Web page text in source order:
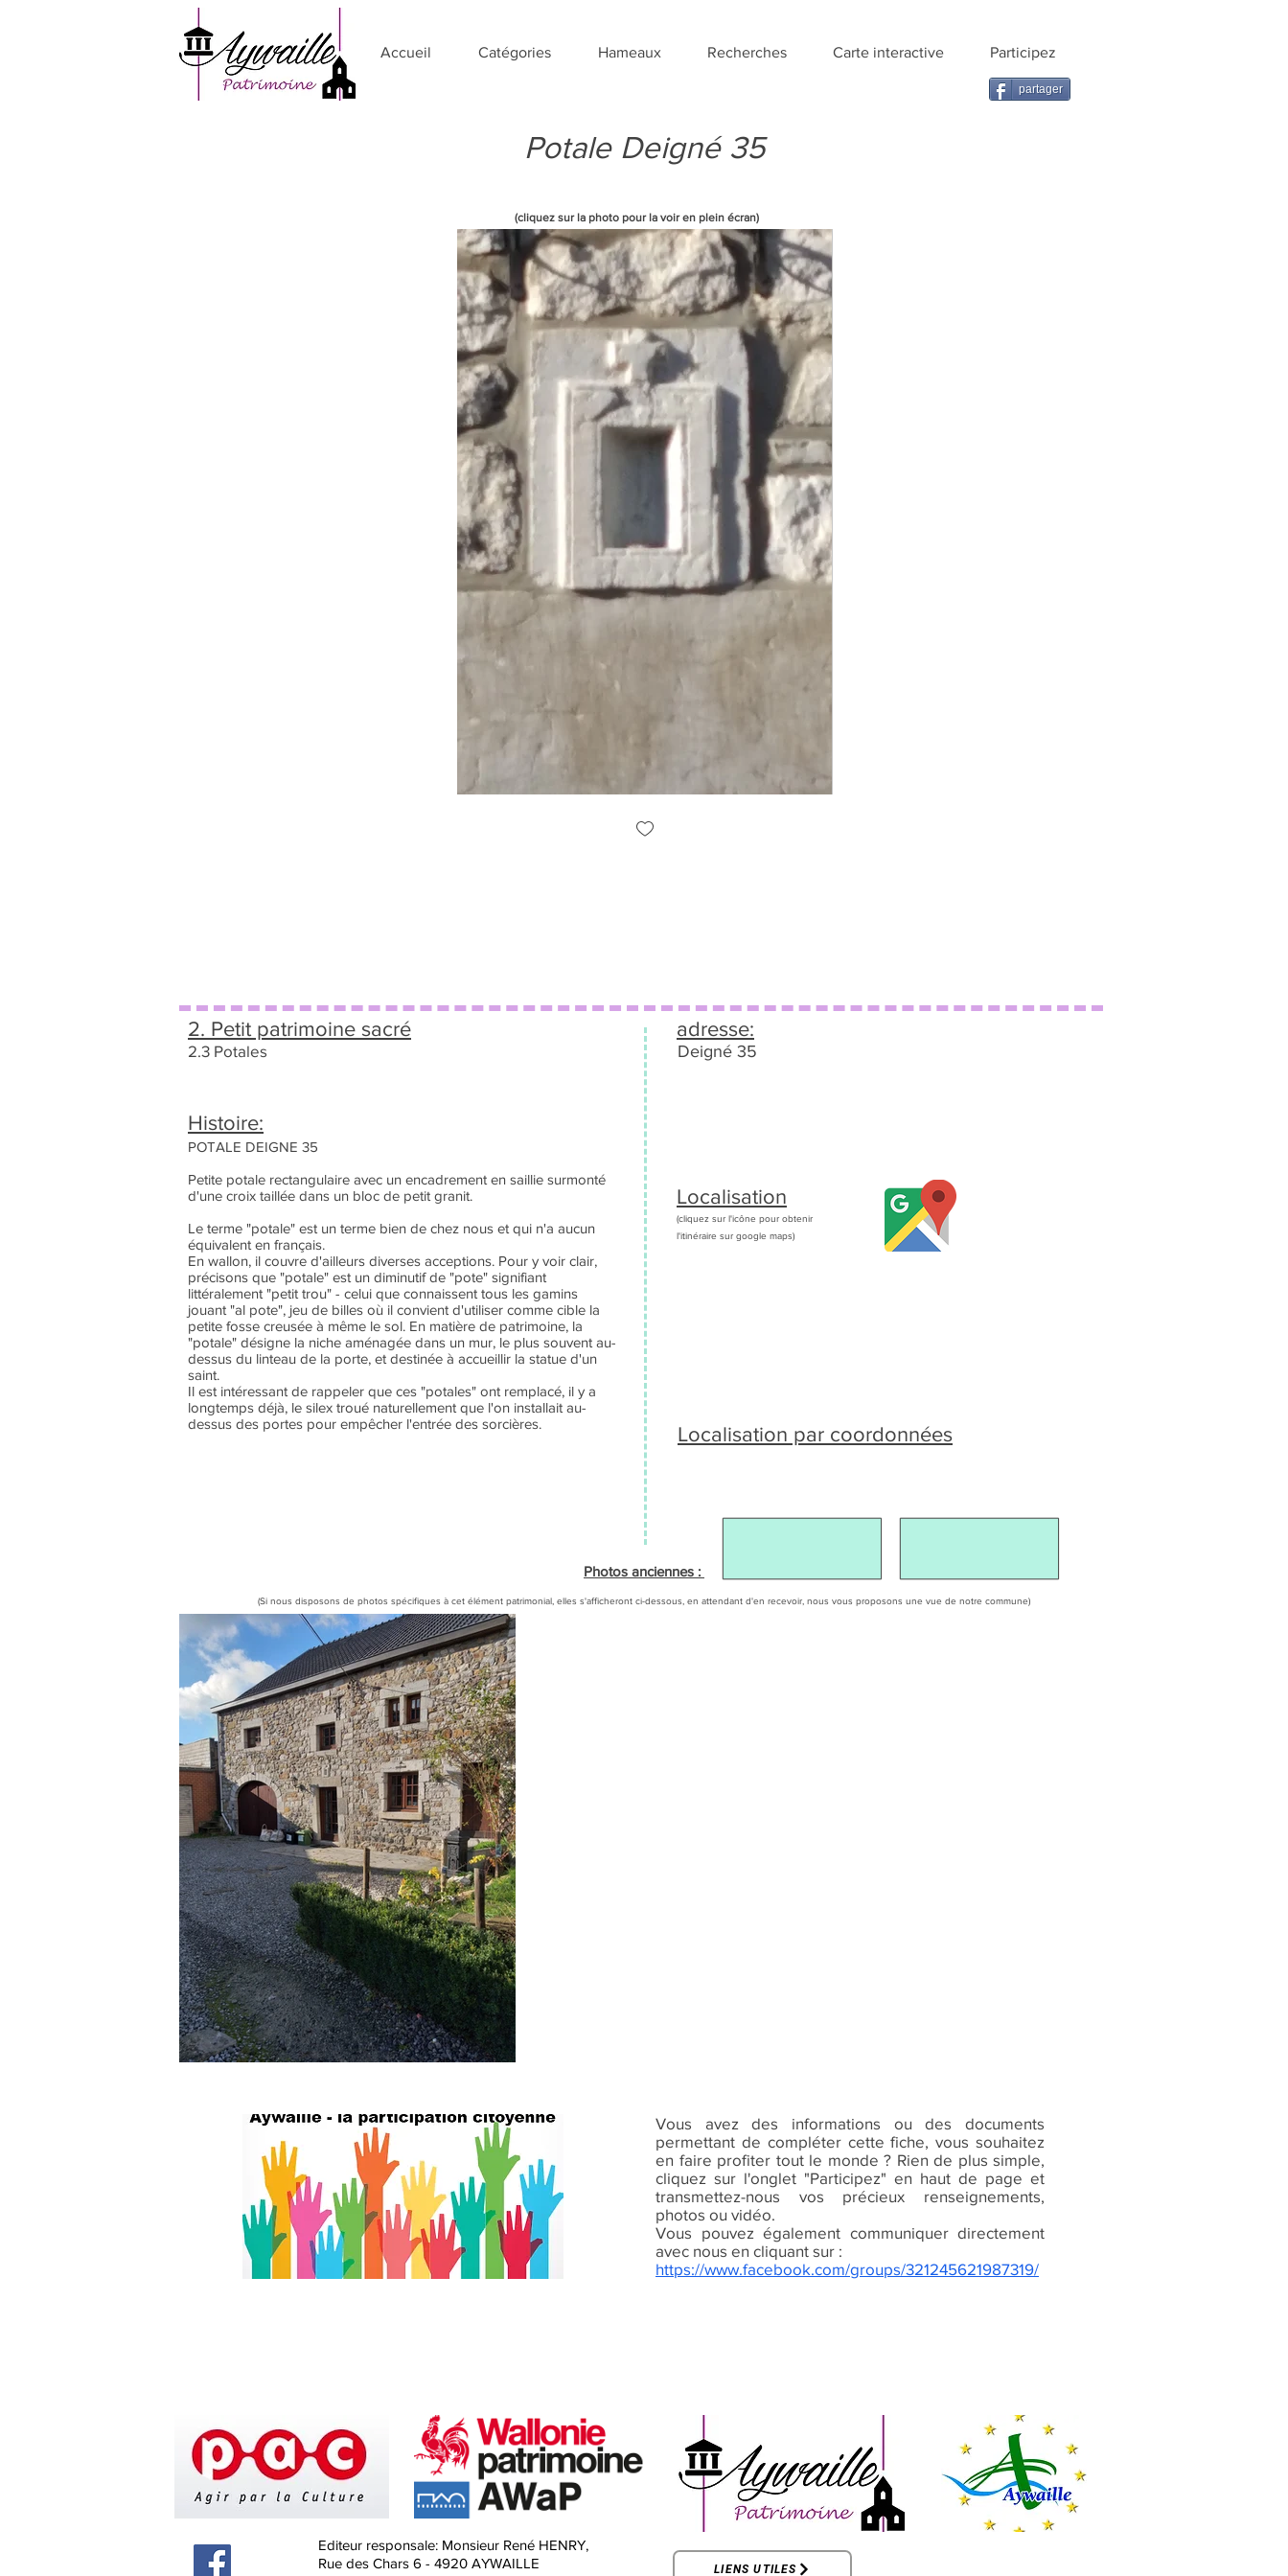
Accueil Catégories Hameaux Recherches Carte interactive Participez
partager
Potale Deigné 35
(cliquez sur la photo pour la voir en plein écran)
2. Petit patrimoine sacré
2.3 Potales
adresse:
Deigné 35
Histoire:
POTALE DEIGNE 35
Petite potale rectangulaire avec un encadrement en saillie surmonté
d'une croix taillée dans un bloc de petit granit.
Le terme "potale" est un terme bien de chez nous et qui n'a aucun
équivalent en français.
En wallon, il couvre d'ailleurs diverses acceptions. Pour y voir clair,
précisons que "potale" est un diminutif de "pote" signifiant
littéralement "petit trou" - celui que connaissent tous les gamins
jouant "al pote", jeu de billes où il convient d'utiliser comme cible la
petite fosse creusée à même le sol. En matière de patrimoine, la
"potale" désigne la niche aménagée dans un mur, le plus souvent au-
dessus du linteau de la porte, et destinée à accueillir la statue d'un
saint.
Il est intéressant de rappeler que ces "potales" ont remplacé, il y a
longtemps déjà, le silex troué naturellement que l'on installait au-
dessus des portes pour empêcher l'entrée des sorcières.
Localisation
(cliquez sur l'icône pour obtenir
l'itinéraire sur google maps)
Localisation par coordonnées
Photos anciennes :
(Si nous disposons de photos spécifiques à cet élément patrimonial, elles s'afficheront ci-dessous, en attendant d'en recevoir, nous vous proposons une vue de notre commune)
Vous avez des informations ou des documents
permettant de compléter cette fiche, vous souhaitez
en faire profiter tout le monde ? Rien de plus simple,
cliquez sur l'onglet "Participez" en haut de page et
transmettez-nous vos précieux renseignements,
photos ou vidéo.
Vous pouvez également communiquer directement
avec nous en cliquant sur :
https://www.facebook.com/groups/321245621987319/
Editeur responsale: Monsieur René HENRY,
Rue des Chars 6 - 4920 AYWAILLE
LIENS UTILES